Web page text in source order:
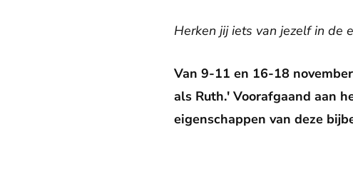
Herken jij iets van jezelf in de
Van 9-11 en 16-18
als Ruth.' Voorafgaand aan
eigenschappen van deze